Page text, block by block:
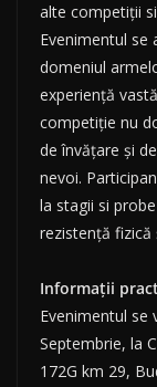
alte competiții
Evenimentul se
domeniul
experiență
competiție nu
de învățare și
nevoi.
la stagii si
rezistență fizică
Informații
Evenimentul se
Septembrie, la
172G km 29,